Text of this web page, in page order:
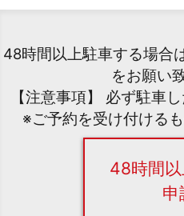
48時間以上駐車する場合
をお願い
【注意事項】 必ず駐車
※ご予約を受け付ける
48時間
申